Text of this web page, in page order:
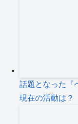
話題となった『
現在の活動は？